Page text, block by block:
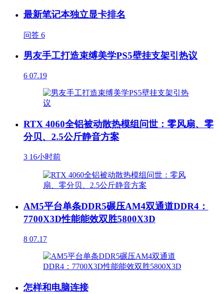
最新笔记本独立显卡排名
问答 6
男友手工打造束缚美学PS5壁挂支架引热议
6 07.19
RTX 4060全铝被动散热模组问世：零风扇、零
分贝、2.5公斤静音方案
3 16小时前
AM5平台单条DDR5碾压AM4双通道DDR4：
7700X3D性能能效双胜5800X3D
8 07.17
怎样和电脑连接